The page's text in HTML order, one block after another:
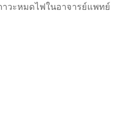
วะหมดไฟในอาจารย์แพทย์